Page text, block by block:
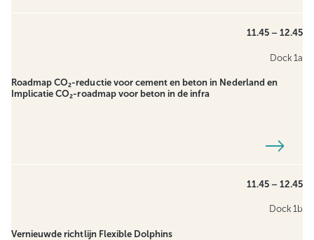
11.45 – 12.45
Dock 1a
Roadmap CO₂-reductie voor cement en beton in Nederland en
Implicatie CO₂-roadmap voor beton in de infra
11.45 – 12.45
Dock 1b
Vernieuwde richtlijn Flexible Dolphins